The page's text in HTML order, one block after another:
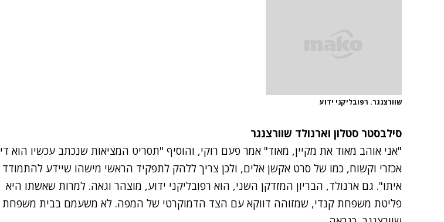
שוורצנגר. רפובליקני ידוע
סילבסטר סטלון וארנולד שוורצנגר
"אני אוהב מאוד את מקיין, מאוד" אמר פעם רוקי, והוסיף "תסריט המציאות שנכתב עכשיו הוא די
אכזרי וקשוח, כמו של סרט אקשן אלים, ולכן צריך ללהק לתפקיד הראשי מישהו שיידע להתמודד
איתו". גם ארנולד, הבריון המזדקן השני, הוא רפובליקני ידוע, מוצהר וגאה. למרות שאשתו היא
פליטת משפחת קנדי, שמזוהה דווקא עם הצד הדמוקרטי של המפה. לא משעמם בבית משפחת